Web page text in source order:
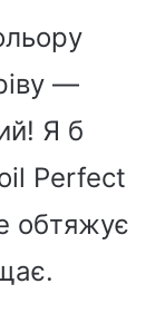
—
Я б
Perfect
обтяжує